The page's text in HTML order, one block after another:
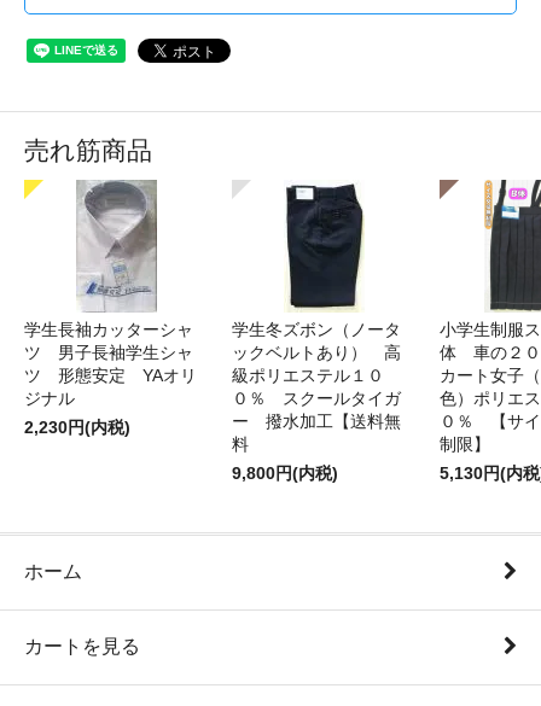
売れ筋商品
学生長袖カッターシャ
ツ 男子長袖学生シャ
ツ 形態安定 YAオリ
ジナル
2,230円(内税)
学生冬ズボン（ノータ
ックベルトあり） 高
級ポリエステル１０
０％ スクールタイガ
ー 撥水加工【送料無
料
9,800円(内税)
小学生制服
体 車の２０
カート女子
色）ポリエ
０％ 【サ
制限】
5,130円(内
ホーム
カートを見る